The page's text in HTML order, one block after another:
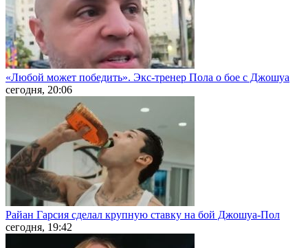
«Любой может победить». Экс-тренер Пола о бое с Джошуа
сегодня, 20:06
Райан Гарсия сделал крупную ставку на бой Джошуа-Пол
сегодня, 19:42